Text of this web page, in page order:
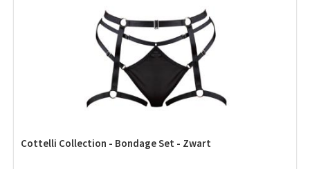
Cottelli Collection - Bondage Set - Zwart